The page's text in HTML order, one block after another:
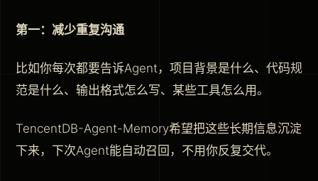
第一：减少重复沟通
比如你每次都要告诉Agent，项目背景是什么、代码规
范是什么、输出格式怎么写、某些工具怎么用。
TencentDB-Agent-Memory希望把这些长期信息沉淀
下来，下次Agent能自动召回，不用你反复交代。